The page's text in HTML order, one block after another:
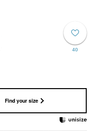
40
Find your size